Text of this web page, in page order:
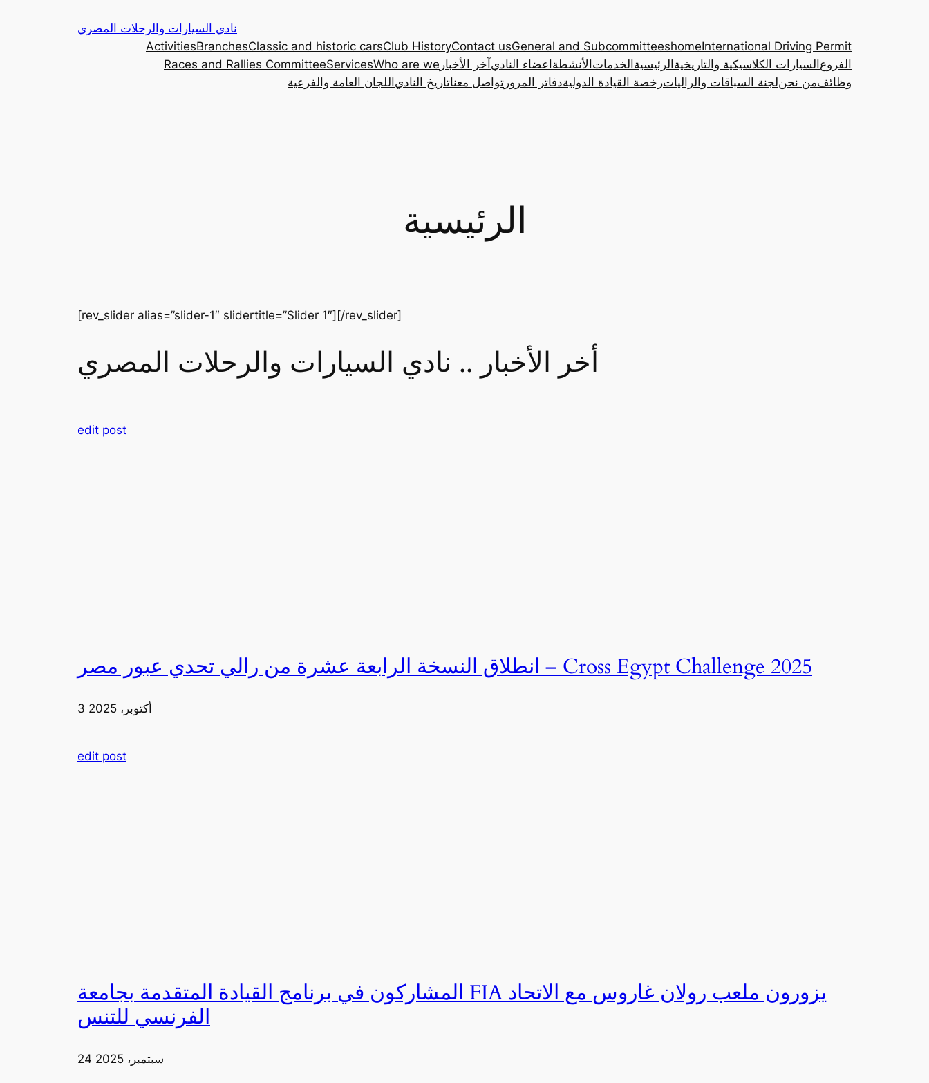
نادي السيارات والرحلات المصري
ActivitiesBranchesClassic and historic carsClub HistoryContact usGeneral and SubcommitteeshomeInternational Driving Permit
Races and Rallies CommitteeServicesWho are we آخر الأخبار اعضاء النادي الأنشطة الخدمات الرئيسية السيارات الكلاسيكية والتاريخية الفروع
اللجان العامة والفرعية تاريخ الناديتواصل معنا دفاتر المروررخصة القيادة الدوليةلجنة السباقات والرالياتمن نحنوظائف
الرئيسية
[rev_slider alias=”slider-1″ slidertitle=”Slider 1″][/rev_slider]
أخر الأخبار .. نادي السيارات والرحلات المصري
edit post
انطلاق النسخة الرابعة عشرة من رالي تحدي عبور مصر – Cross Egypt Challenge 2025
3 أكتوبر، 2025
edit post
المشاركون في برنامج القيادة المتقدمة بجامعة FIA يزورون ملعب رولان غاروس مع الاتحاد
الفرنسي للتنس
24 سبتمبر، 2025